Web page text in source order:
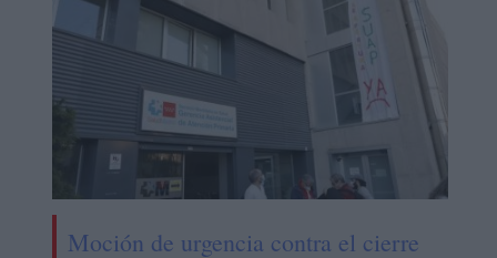
Moción de urgencia contra el cierre